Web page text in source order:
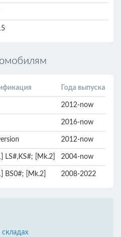
Года выпуска
2012-now
2016-now
2012-now
LS#,KS#; [Mk.2] 2004-now
BS0#; [Mk.2] 2008-2022